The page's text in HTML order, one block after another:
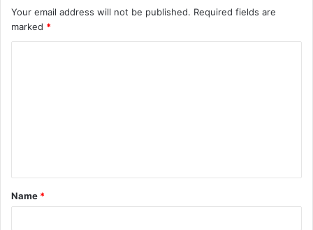
Your email address will not be published. Required fields are
marked *
t
*
Name *